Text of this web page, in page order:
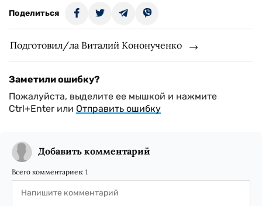
Поделиться
Подготовил/ла Виталий Кононученко
Заметили ошибку?
Пожалуйста, выделите ее мышкой и нажмите
Ctrl+Enter или Отправить ошибку
Добавить комментарий
Всего комментариев: 1